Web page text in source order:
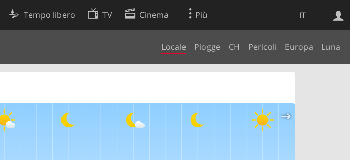
IT
Tempo libero TV Cinema Più
Locale Piogge CH Pericoli Europa Luna
Ricerca Web
Preferenze cookie